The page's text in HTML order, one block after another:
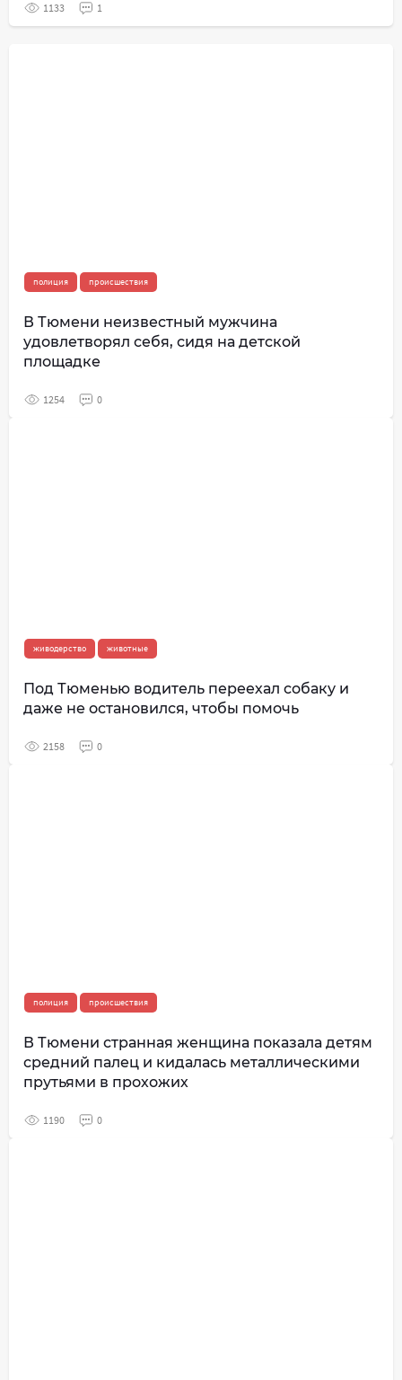
1133 1
полиция происшествия
В Тюмени неизвестный мужчина
удовлетворял себя, сидя на детской
площадке
1254 0
живодерство животные
Под Тюменью водитель переехал собаку и
даже не остановился, чтобы помочь
2158 0
полиция происшествия
В Тюмени странная женщина показала детям
средний палец и кидалась металлическими
прутьями в прохожих
1190 0